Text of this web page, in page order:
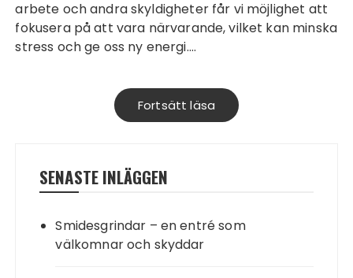
arbete och andra skyldigheter får vi möjlighet att
fokusera på att vara närvarande, vilket kan minska
stress och ge oss ny energi.…
Fortsätt läsa
SENASTE INLÄGGEN
Smidesgrindar – en entré som
välkomnar och skyddar